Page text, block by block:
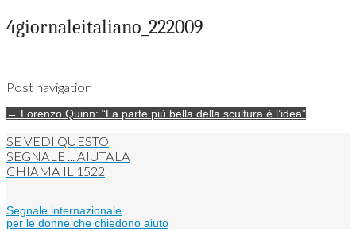
4giornaleitaliano_222009
Post navigation
← Lorenzo Quinn: “La parte più bella della scultura è l’idea”
SE VEDI QUESTO
SEGNALE ... AIUTALA
CHIAMA IL 1522
Segnale internazionale
per le donne che chiedono aiuto